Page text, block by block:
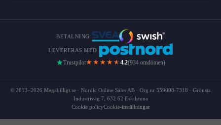
BETALNING
LEVERERAS MED
Trustpilot★★★★ ★ 4.2(934 omdömen)
© 2013–2026 Megabilligt.se · Nordic Online Sales AB · Org.nr 559098-7318 · Grönsta
Industriväg 7, 632 62 Eskilstuna
Cookie policyCookie-inställningar